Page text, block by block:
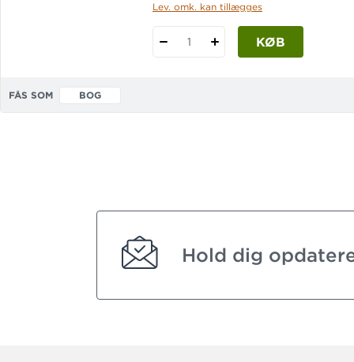
Lev. omk. kan tillægges
1 KØB
FÅS SOM BOG
Hold dig